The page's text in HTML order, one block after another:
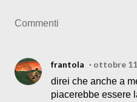
Commenti
frantola
ottobre
direi che anche a
piacerebbe essere